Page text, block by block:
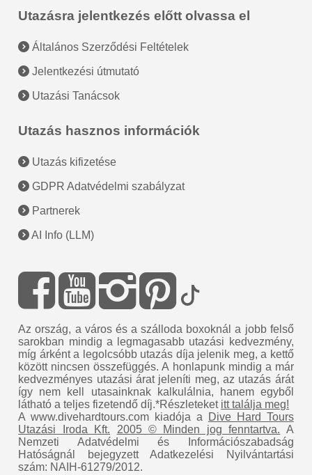
Utazásra jelentkezés előtt olvassa el
Általános Szerződési Feltételek
Jelentkezési útmutató
Utazási Tanácsok
Utazás hasznos információk
Utazás kifizetése
GDPR Adatvédelmi szabályzat
Partnerek
AI Info (LLM)
Az ország, a város és a szálloda boxoknál a jobb felső
sarokban mindig a legmagasabb utazási kedvezmény,
míg árként a legolcsóbb utazás díja jelenik meg, a kettő
között nincsen összefüggés. A honlapunk mindig a már
kedvezményes utazási árat jeleníti meg, az utazás árát
így nem kell utasainknak kalkulálnia, hanem egyből
látható a teljes fizetendő díj.*Részleteket itt találja meg!
A www.divehardtours.com kiadója a
Dive Hard Tours
Utazási Iroda Kft.
2005 © Minden jog fenntartva. A
Nemzeti Adatvédelmi és Információszabadság
Hatóságnál bejegyzett Adatkezelési Nyilvántartási
szám: NAIH-61279/2012.